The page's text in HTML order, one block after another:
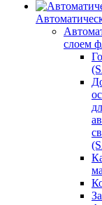
слоем